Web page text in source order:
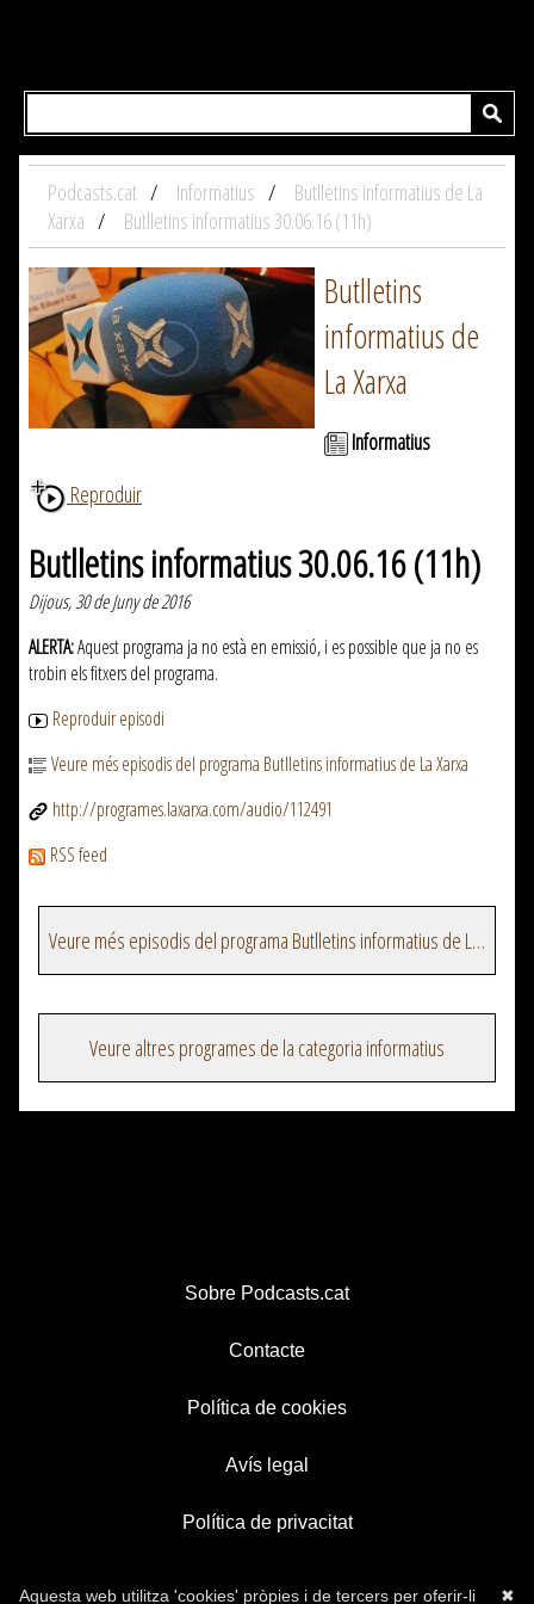
Podcasts.cat Informatius
Butlletins informatius de La
Xarxa
Butlletins informatius 30.06.16 (11h)
Butlletins
informatius de
La Xarxa
Informatius
Reproduir
Butlletins informatius 30.06.16 (11h)
Dijous, 30 de Juny de 2016
ALERTA:Aquest programa ja no està en emissió, i es possible que ja no es
trobin els fitxers del programa.
Reproduir episodi
Veure més episodis del programa Butlletins informatius de La Xarxa
http://programes.laxarxa.com/audio/112491
RSS feed
Veure més episodis del programa Butlletins informatius de La Xarxa
Veure altres programes de la categoria informatius
Sobre Podcasts.cat
Contacte
Política de cookies
Avís legal
Política de privacitat
✖
Aquesta web utilitza 'cookies' pròpies i de tercers per oferir-li